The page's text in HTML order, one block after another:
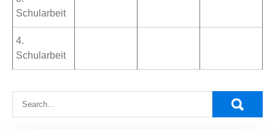
Schularbeit
4.
Schularbeit